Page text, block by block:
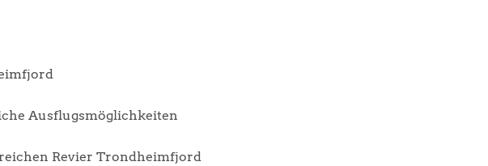
Ausflugsmöglichkeiten
Revier Trondheimfjord